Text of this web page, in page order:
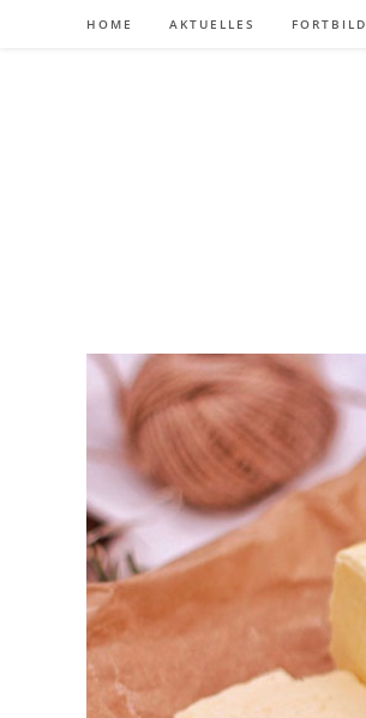
HOME AKTUELLES